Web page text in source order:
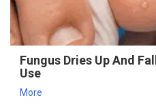
Fungus Dries Up And
Use
More